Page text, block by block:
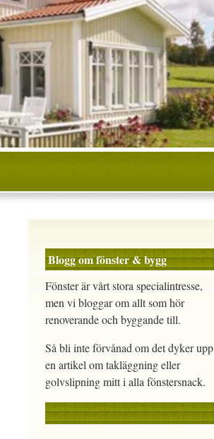
Blogg om fönster & bygg
Fönster är vårt stora specialintresse,
men vi bloggar om allt som hör
renoverande och byggande till.
Så bli inte förvånad om det dyker upp
en artikel om takläggning eller
golvslipning mitt i alla fönstersnack.